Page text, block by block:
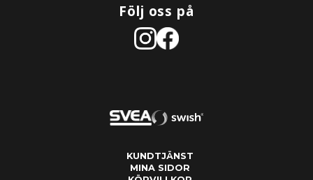
Följ oss på
KUNDTJÄNST
MINA SIDOR